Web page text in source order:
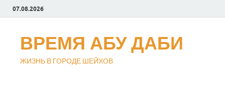
07.08.2026
ВРЕМЯ АБУ ДАБИ
ЖИЗНЬ В ГОРОДЕ ШЕЙХОВ